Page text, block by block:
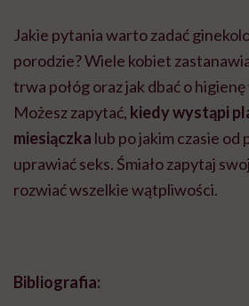
Jakie pytania warto zadać
porodzie? Wiele kobiet
trwa połóg oraz jak dbać o
Możesz zapytać, kiedy wystąpi
miesiączka lub po jakim czasie od
uprawiać seks. Śmiało zapytaj
rozwiać wszelkie wątpliwości.
Bibliografia: